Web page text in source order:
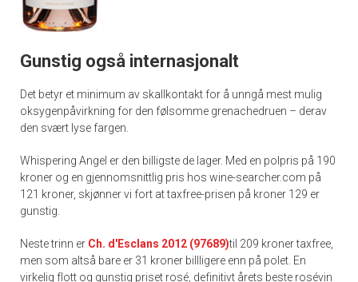
Gunstig også internasjonalt
Det betyr et minimum av skallkontakt for å unngå mest mulig
oksygenpåvirkning for den følsomme grenachedruen – derav
den svært lyse fargen.
Whispering Angel er den billigste de lager. Med en polpris på 190
kroner og en gjennomsnittlig pris hos wine-searcher.com på
121 kroner, skjønner vi fort at taxfree-prisen på kroner 129 er
gunstig.
Neste trinn er Ch. d'Esclans 2012 (97689)til 209 kroner taxfree,
men som altså bare er 31 kroner billligere enn på polet. En
virkelig flott og gunstig priset rosé, definitivt årets beste rosévin